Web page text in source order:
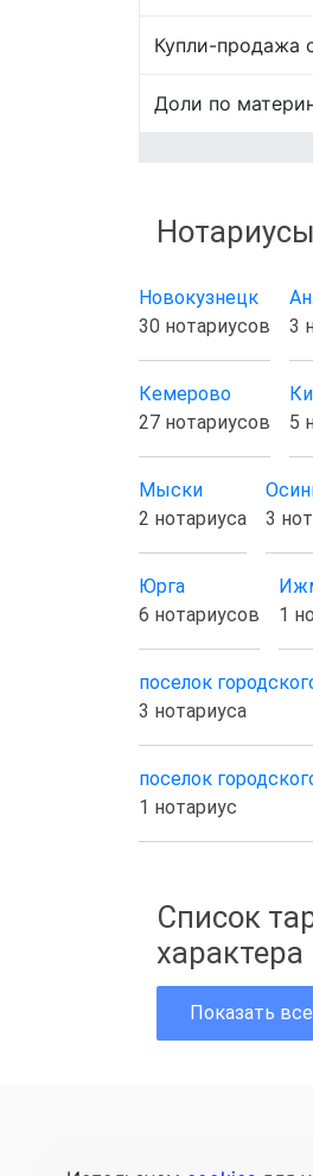
Купли-продажа
Доли по
Новокузнецк
30 нотариусов
3
Кемерово
27 нотариусов
5
Мыски
2 нотариуса
3
Юрга
6 нотариусов
1
поселок
3 нотариуса
поселок
1 нотариус
Список
характера
Показать